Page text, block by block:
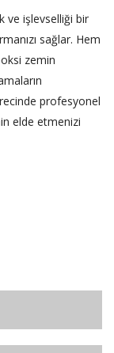
ve işlevselliği bir
sağlar. Hem
zemin
profesyonel
elde etmenizi